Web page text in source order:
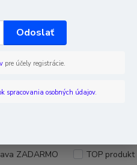
ZADARMO TOP produkt
Odoslať
pre účely registrácie.
spracovania osobných údajov.